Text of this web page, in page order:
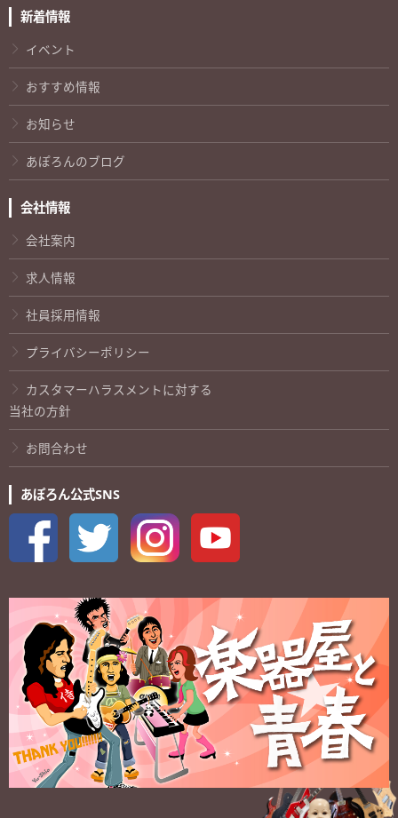
新着情報
イベント
おすすめ情報
お知らせ
あぽろんのブログ
会社情報
会社案内
求人情報
社員採用情報
プライバシーポリシー
カスタマーハラスメントに対する
当社の方針
お問合わせ
あぽろん公式SNS